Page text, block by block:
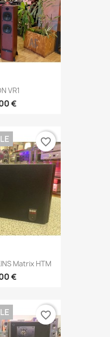
VR1
€
Matrix HTM
€
favorite_border
favorite_border